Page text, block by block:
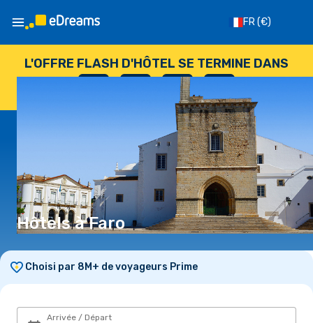
FR(€)
L'OFFRE FLASH D'HÔTEL SE TERMINE DANS
--
MINUTES SECONDES
Hôtels à Faro
Choisi par 8M+ de voyageurs Prime
Arrivée / Départ